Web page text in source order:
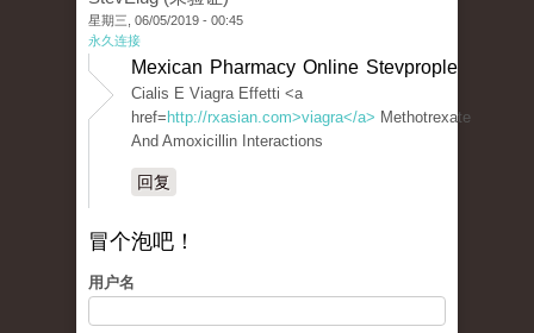
星期三, 06/05/2019 - 00:45
永久连接
Mexican Pharmacy Online Stevprople
Cialis E Viagra Effetti <a
href= http://rxasian.com>viagra</a> Methotrexate
And Amoxicillin Interactions
回复
冒个泡吧！
用户名